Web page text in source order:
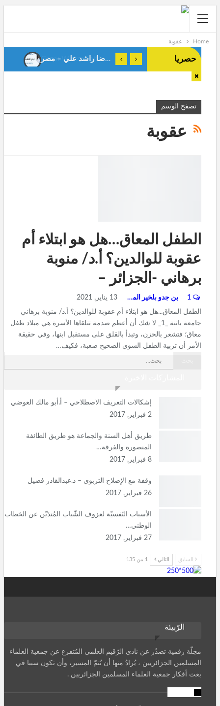
Home عقوبة
حصريا Gaza: Where Faith Shapes True Men.Anes Stiti-Algeria-
تصفح الوسم
عقوبة
الطفل المعاق…هل هو ابتلاء أم
عقوبة للوالدين؟ أ.د/ منوبة
برهاني -الجزائر –
بن جدو بلخير المشرف العام 13 يناير, 2021
الطفل المعاق...هل هو ابتلاء أم عقوبة للوالدين؟ أ.د/ منوبة برهاني
جامعة باتنة _1_ لا شك أن أعظم صدمة تتلقاها الأسرة هي ميلاد طفل
معاق؛ فتشعر بالحزن، وتبدأ بالقلق على مستقبل ابنها، وفي حقيقة
الأمر أن تربية الطفل السوي الصحيح صعبة، فكيف…
إشكالات التعريف الاصطلاحي – أ.أبو مالك العوضي
2 فبراير, 2017
طريق أهل السنة والجماعة هو طريق الطائفة
المنصورة والفرقة…
8 فبراير, 2017
وقفة مع الإصلاح التربوي – د.عبدالقادر فضيل
26 فبراير, 2017
الأسباب النّفسيّة لعزوف الشّباب المُتدَيّن عن الخطاب
الوطني…
27 فبراير, 2017
السابق التالي 1 من 135
الرّبيئة
مجلّة رقمية تصدُر عن نادي الرّقيم العلمي المُتفرع عن جمعية العلماء
المسلمين الجزائريين ، يُرادُ منها أن تُتمّ المسير، وأن تكون سببا في
بعث أفكار جمعية العلماء المسلمين الجزائريين .